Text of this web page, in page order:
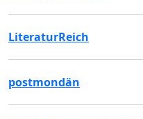
LiteraturReich
postmondän